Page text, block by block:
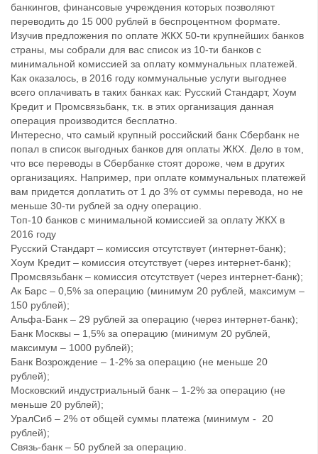
банкингов, финансовые учреждения которых позволяют
переводить до 15 000 рублей в беспроцентном формате.
Изучив предложения по оплате ЖКХ 50-ти крупнейших банков
страны, мы собрали для вас список из 10-ти банков с
минимальной комиссией за оплату коммунальных платежей.
Как оказалось, в 2016 году коммунальные услуги выгоднее
всего оплачивать в таких банках как: Русский Стандарт, Хоум
Кредит и Промсвязьбанк, т.к. в этих организация данная
операция производится бесплатно.
Интересно, что самый крупный российский банк Сбербанк не
попал в список выгодных банков для оплаты ЖКХ. Дело в том,
что все переводы в Сбербанке стоят дороже, чем в других
организациях. Например, при оплате коммунальных платежей
вам придется доплатить от 1 до 3% от суммы перевода, но не
меньше 30-ти рублей за одну операцию.
Топ-10 банков с минимальной комиссией за оплату ЖКХ в
2016 году
Русский Стандарт – комиссия отсутствует (интернет-банк);
Хоум Кредит – комиссия отсутствует (через интернет-банк);
Промсвязьбанк – комиссия отсутствует (через интернет-банк);
Ак Барс – 0,5% за операцию (минимум 20 рублей, максимум –
150 рублей);
Альфа-Банк – 29 рублей за операцию (через интернет-банк);
Банк Москвы – 1,5% за операцию (минимум 20 рублей,
максимум – 1000 рублей);
Банк Возрождение – 1-2% за операцию (не меньше 20
рублей);
Московский индустриальный банк – 1-2% за операцию (не
меньше 20 рублей);
УралСиб – 2% от общей суммы платежа (минимум - 20
рублей);
Связь-банк – 50 рублей за операцию.